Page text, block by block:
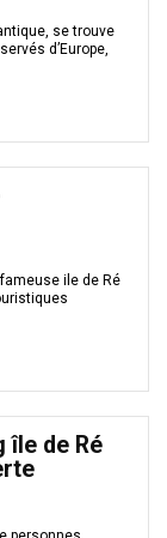
se trouve
d’Europe,
ile de Ré
île de Ré